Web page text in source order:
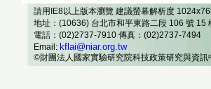
請用IE8以上版本瀏覽 建議螢幕解析度
地址：(10636) 台北市和平東路二段 106 號 15
電話：(02)2737-7910 傳真：(02)2737-7494
Email: kflai@niar.org.tw
©財團法人國家實驗研究院科技政策研究與資